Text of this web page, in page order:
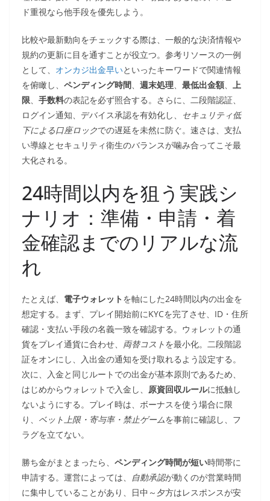
ド重視なら他手段を優先しよう。
比較や最新動向をチェックする際は、一般的な決済情報や
規約の更新に目を通すことが役立つ。参考リソースの一例
として、 オンカジ出金早いといったキーワードで関連情報
を俯瞰し、 ペンディング時間、 週末処理、 最低出金額、 上
限、 手数料の表記を必ず照合する。さらに、二段階認証、
ログイン通知、デバイス承認を有効化し、
セキュリティ低
下による口座ロックでの遅延を未然に防ぐ。速さは、支払
い導線とセキュリティ衛生のバランスが噛み合ってこそ最
大化される。
24時間以内を狙う実践シ
ナリオ：準備・申請・着
金確認までのリアルな流
れ
たとえば、 電子ウォレット を軸にした24時間以内の出金を
想定する。まず、プレイ開始前にKYCを完了させ、ID・住所
確認・支払い手段の名義一致を確認する。ウォレットの通
貨をプレイ通貨に合わせ、 両替コストを最小化。二段階認
証をオンにし、入出金の通知を受け取れるよう設定する。
次に、入金と同じルートでの出金が基本原則であるため、
はじめからウォレットで入金し、 原資回収ルールに抵触し
ないようにする。プレイ時は、ボーナスを使う場合に限
り、 ベット上限・寄与率・禁止ゲームを事前に確認し、フ
ラグを立てない。
勝ち金がまとまったら、 ペンディング時間が短い時間帯に
申請する。運営によっては、
自動承認が動くのが営業時間
に集中していることがあり、日中～夕方はレスポンスが安